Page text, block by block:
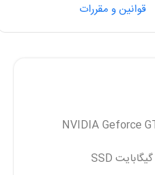
قوانین و مقررات